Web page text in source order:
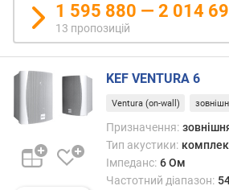
м
а
к
.
а
т
о
1 595 880 — 2 014
13 пропозицій
KEF VENTURA 6
Ventura (on-wall)
Призначення:
Тип акустики:
Імпеданс: 6 Ом
Частотний діапазон: